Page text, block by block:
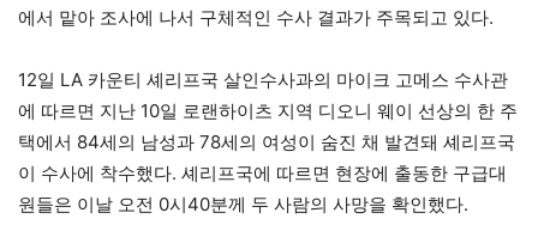
에서 맡아 조사에 나서 구체적인 수사 결과가 주목되고 있다.
12일 LA 카운티 셰리프국 살인수사과의 마이크 고메스 수사관
에 따르면 지난 10일 로랜하이츠 지역 디오니 웨이 선상의 한 주
택에서 84세의 남성과 78세의 여성이 숨진 채 발견돼 셰리프국
이 수사에 착수했다. 셰리프국에 따르면 현장에 출동한 구급대
원들은 이날 오전 0시40분께 두 사람의 사망을 확인했다.